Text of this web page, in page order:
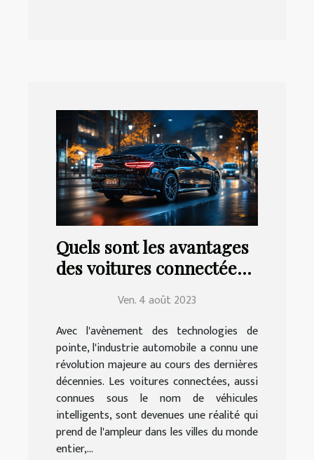
Quels sont les avantages
des voitures connectées
Ven. 4 août 2023
Avec l'avènement des technologies de
pointe, l'industrie automobile a connu une
révolution majeure au cours des dernières
décennies. Les voitures connectées, aussi
connues sous le nom de véhicules
intelligents, sont devenues une réalité qui
prend de l'ampleur dans les villes du monde
entier,...